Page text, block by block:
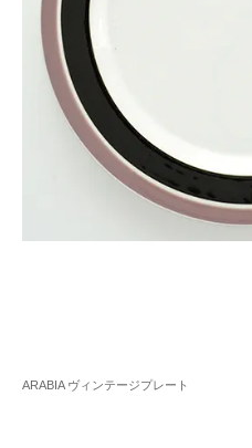
ARABIA ヴィンテージプレート